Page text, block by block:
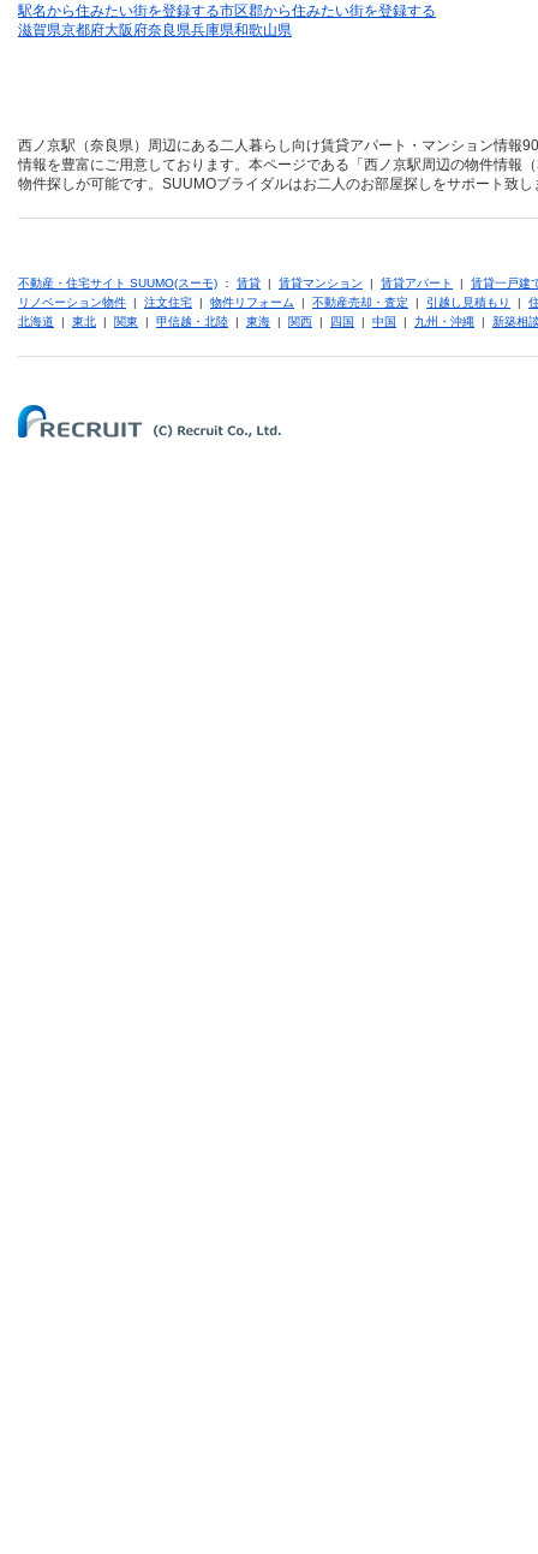
駅名から住みたい街を登録する市区郡から住みたい街を登録する
滋賀県京都府大阪府奈良県兵庫県和歌山県
西ノ京駅（奈良県）周辺にある二人暮らし向け賃貸アパート・マンション情報
情報を豊富にご用意しております。本ページである「西ノ京駅周辺の物件情報
物件探しが可能です。SUUMOブライダルはお二人のお部屋探しをサポート致し
不動産・住宅サイト SUUMO(スーモ) ： 賃貸 | 賃貸マンション | 賃貸アパート | 賃貸一戸建
リノベーション物件 | 注文住宅 | 物件リフォーム | 不動産売却・査定 | 引越し見積もり |
北海道 | 東北 | 関東 | 甲信越・北陸 | 東海 | 関西 | 四国 | 中国 | 九州・沖縄 | 新築相